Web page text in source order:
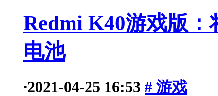
Redmi K40游戏版：
电池
·2021-04-25 16:53 # 游戏